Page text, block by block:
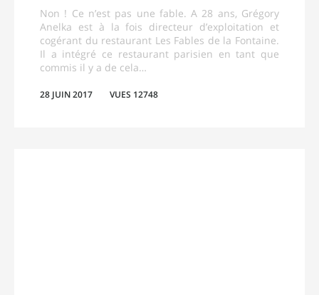
Non ! Ce n’est pas une fable. A 28 ans, Grégory
Anelka est à la fois directeur d’exploitation et
cogérant du restaurant Les Fables de la Fontaine.
Il a intégré ce restaurant parisien en tant que
commis il y a de cela…
28 JUIN 2017 VUES 12748